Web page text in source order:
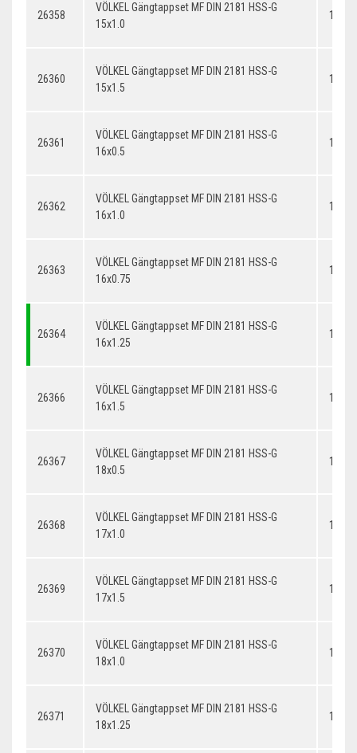
26358
VÖLKEL Gängtappset MF DIN 2181 HSS-G
15x1.0
26360
VÖLKEL Gängtappset MF DIN 2181 HSS-G
15x1.5
26361
VÖLKEL Gängtappset MF DIN 2181 HSS-G
16x0.5
26362
VÖLKEL Gängtappset MF DIN 2181 HSS-G
16x1.0
26363
VÖLKEL Gängtappset MF DIN 2181 HSS-G
16x0.75
26364
VÖLKEL Gängtappset MF DIN 2181 HSS-G
16x1.25
26366
VÖLKEL Gängtappset MF DIN 2181 HSS-G
16x1.5
26367
VÖLKEL Gängtappset MF DIN 2181 HSS-G
18x0.5
26368
VÖLKEL Gängtappset MF DIN 2181 HSS-G
17x1.0
26369
VÖLKEL Gängtappset MF DIN 2181 HSS-G
17x1.5
26370
VÖLKEL Gängtappset MF DIN 2181 HSS-G
18x1.0
26371
VÖLKEL Gängtappset MF DIN 2181 HSS-G
18x1.25